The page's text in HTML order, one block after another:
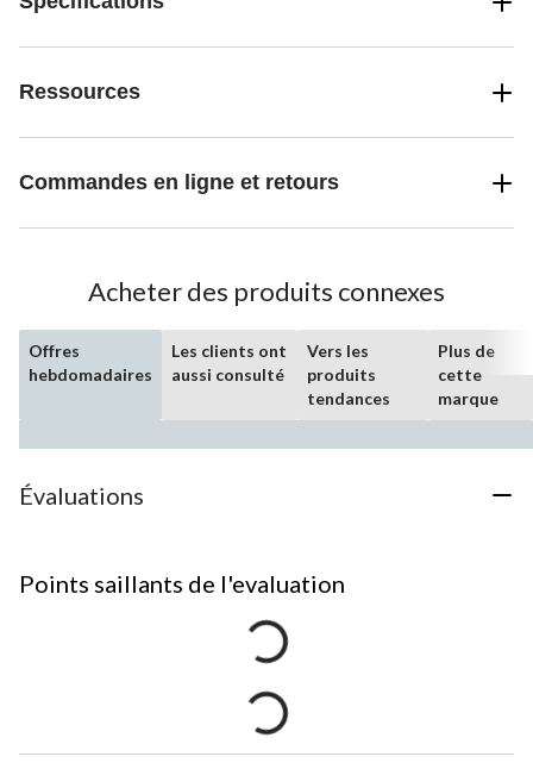
Ressources
Commandes en ligne et retours
Acheter des produits connexes
Offres
hebdomadaires
Les clients ont
aussi consulté
Vers les
produits
tendances
Plus de
cette
marque
Évaluations
Points saillants de l'evaluation